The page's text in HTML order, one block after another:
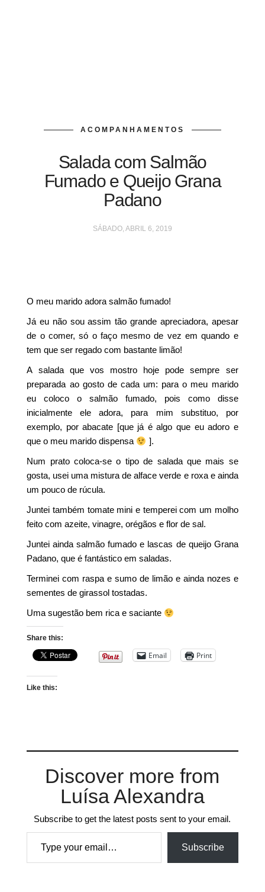
ACOMPANHAMENTOS
Salada com Salmão
Fumado e Queijo Grana
Padano
SÁBADO, ABRIL 6, 2019
O meu marido adora salmão fumado!
Já eu não sou assim tão grande apreciadora, apesar
de o comer, só o faço mesmo de vez em quando e
tem que ser regado com bastante limão!
A salada que vos mostro hoje pode sempre ser
preparada ao gosto de cada um: para o meu marido
eu coloco o salmão fumado, pois como disse
inicialmente ele adora, para mim substituo, por
exemplo, por abacate [que já é algo que eu adoro e
que o meu marido dispensa
].
Num prato coloca-se o tipo de salada que mais se
gosta, usei uma mistura de alface verde e roxa e ainda
um pouco de rúcula.
Juntei também tomate mini e temperei com um molho
feito com azeite, vinagre, orégãos e flor de sal.
Juntei ainda salmão fumado e lascas de queijo Grana
Padano, que é fantástico em saladas.
Terminei com raspa e sumo de limão e ainda nozes e
sementes de girassol tostadas.
Uma sugestão bem rica e saciante
Share this:
Email Print
Like this:
Discover more from
Luísa Alexandra
Subscribe to get the latest posts sent to your email.
Type your email…
Subscribe